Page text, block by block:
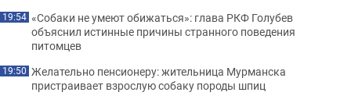
19:54 «Собаки не умеют обижаться»: глава РКФ Голубев
объяснил истинные причины странного поведения
питомцев
19:50 Желательно пенсионеру: жительница Мурманска
пристраивает взрослую собаку породы шпиц